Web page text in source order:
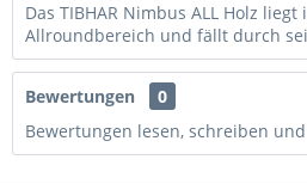
Das TIBHAR Nimbus ALL Holz
Allroundbereich und fällt durch
Bewertungen
0
Bewertungen lesen, schreiben